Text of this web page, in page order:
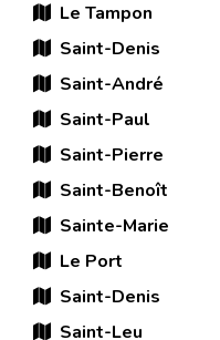
Le Tampon
Saint-Denis
Saint-André
Saint-Paul
Saint-Pierre
Saint-Benoît
Sainte-Marie
Le Port
Saint-Denis
Saint-Leu